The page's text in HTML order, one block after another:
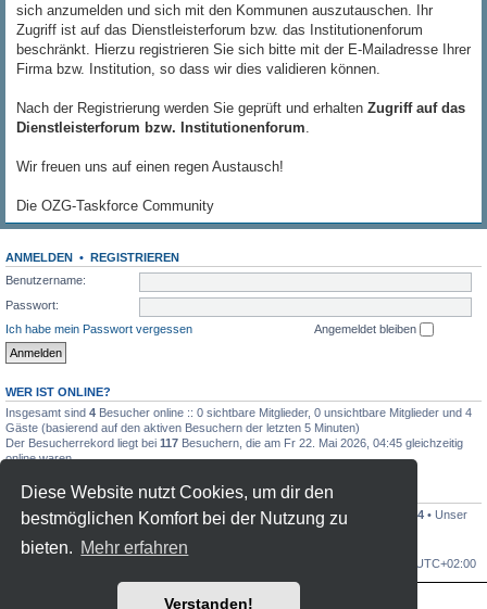
Diese Website nutzt Cookies, um dir den
bestmöglichen Komfort bei der Nutzung zu
bieten. Mehr erfahren
Verstanden!
sich anzumelden und sich mit den Kommunen auszutauschen. Ihr
Zugriff ist auf das Dienstleisterforum bzw. das Institutionenforum
beschränkt. Hierzu registrieren Sie sich bitte mit der E-Mailadresse Ihrer
Firma bzw. Institution, so dass wir dies validieren können.
Nach der Registrierung werden Sie geprüft und erhalten Zugriff auf das
Dienstleisterforum bzw. Institutionenforum
Wir freuen uns auf einen regen Austausch!
Die OZG-Taskforce Community
ANMELDEN • REGISTRIEREN
Benutzername:
Passwort:
Ich habe mein Passwort vergessen
Angemeldet bleiben
WER IST ONLINE?
Insgesamt sind 4 Besucher online :: 0 sichtbare Mitglieder, 0 unsichtbare Mitglieder und 4
Gäste (basierend auf den aktiven Besuchern der letzten 5 Minuten)
Der Besucherrekord liegt bei 117 Besuchern, die am Fr 22. Mai 2026, 04:45 gleichzeitig
online waren.
STATISTIK
Beiträge insgesamt7844 • Themen insgesamt1808 • Mitglieder insgesamt 1104 • Unser
neuestes Mitglied:
UTC+02:00
Powered byphpBB® Forum Software © phpBB Limited